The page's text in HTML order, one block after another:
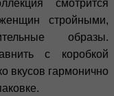
смотрится
стройными,
образы.
с коробкой
вкусов гармонично